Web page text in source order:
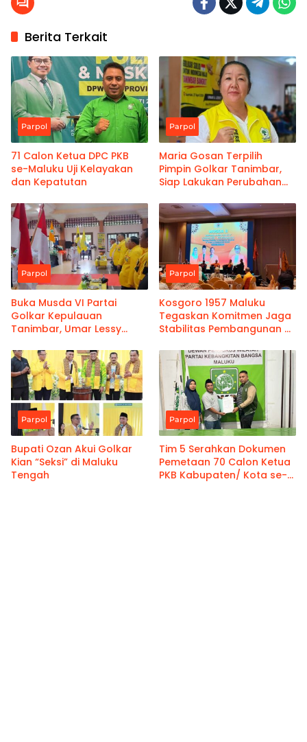
Berita Terkait
Parpol
71 Calon Ketua DPC PKB
se-Maluku Uji Kelayakan
dan Kepatutan
Parpol
Maria Gosan Terpilih
Pimpin Golkar Tanimbar,
Siap Lakukan Perubahan
Parpol
Buka Musda VI Partai
Golkar Kepulauan
Tanimbar, Umar Lessy
Parpol
Kosgoro 1957 Maluku
Tegaskan Komitmen Jaga
Stabilitas Pembangunan di
Global
Parpol
Bupati Ozan Akui Golkar
Kian “Seksi” di Maluku
Tengah
Parpol
Tim 5 Serahkan Dokumen
Pemetaan 70 Calon Ketua
PKB Kabupaten/ Kota se-